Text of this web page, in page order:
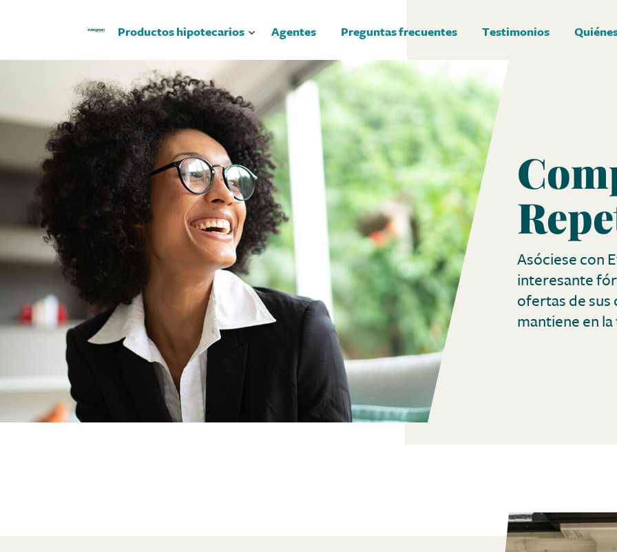
Productos hipotecarios Agentes Preguntas frecuentes Testimonios
Asóciese con
interesante
ofertas de sus
mantiene en